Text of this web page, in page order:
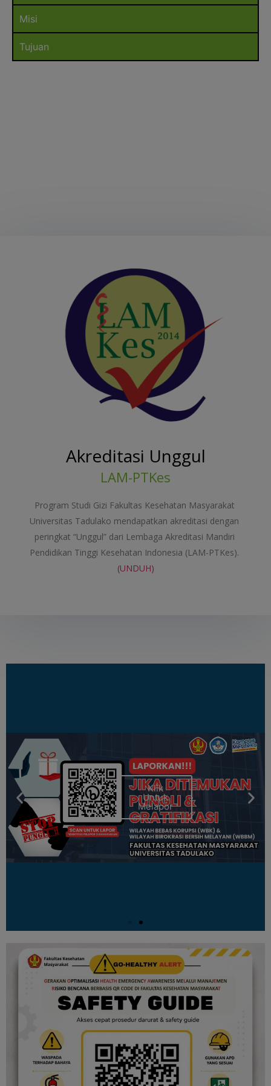
Misi
Tujuan
Akreditasi Unggul
LAM-PTKes
Program Studi Gizi Fakultas Kesehatan Masyarakat
Universitas Tadulako mendapatkan akreditasi dengan
peringkat “Unggul” dari Lembaga Akreditasi Mandiri
(UNDUH)
Klik
Untuk
Melapor